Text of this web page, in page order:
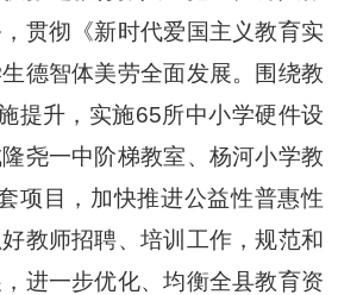
贯彻《新时代爱国主义教育实
德智体美劳全面发展。围绕教
提升，实施65所中小学硬件设
尧一中阶梯教室、杨河小学教
项目，加快推进公益性普惠性
教师招聘、培训工作，规范和
进一步优化、均衡全县教育资